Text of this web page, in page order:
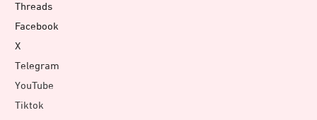
Threads
Facebook
X
Telegram
YouTube
Tiktok